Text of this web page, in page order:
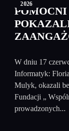
2026
W dniu 17
Informatyk:
Mulyk, okazali
Fundacji „
prowadzonych...